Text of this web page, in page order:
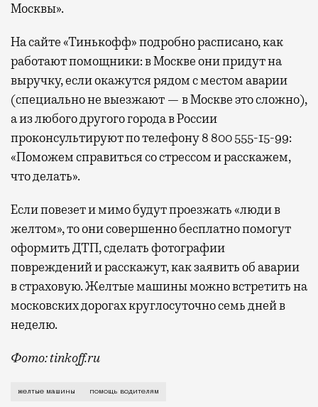
Москвы».
На сайте «Тинькофф» подробно расписано, как
работают помощники: в Москве они придут на
выручку, если окажутся рядом с местом аварии
(специально не выезжают — в Москве это сложно),
а из любого другого города в России
проконсультируют по телефону 8 800 555-15-99:
«Поможем справиться со стрессом и расскажем,
что делать».
Если повезет и мимо будут проезжать «люди в
желтом», то они совершенно бесплатно помогут
оформить ДТП, сделать фотографии
повреждений и расскажут, как заявить об аварии
в страховую. Желтые машины можно встретить на
московских дорогах круглосуточно семь дней в
неделю.
Фото: tinkoff.ru
Ситуаций, когда на дороге что-то произошло и
желтые машины помощь водителям